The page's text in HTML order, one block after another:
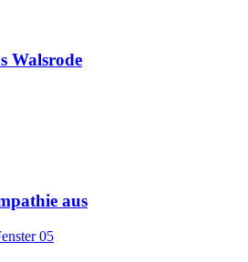
Walsrode
aus